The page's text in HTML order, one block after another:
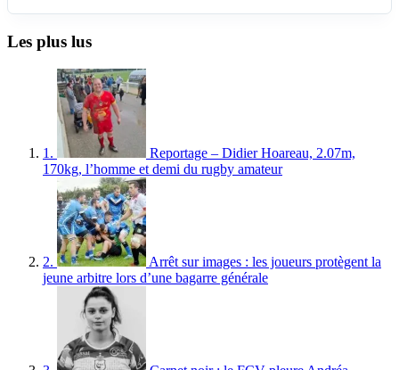
Les plus lus
1.
Reportage – Didier Hoareau, 2.07m,
170kg, l’homme et demi du rugby amateur
2.
Arrêt sur images : les joueurs protègent la
jeune arbitre lors d’une bagarre générale